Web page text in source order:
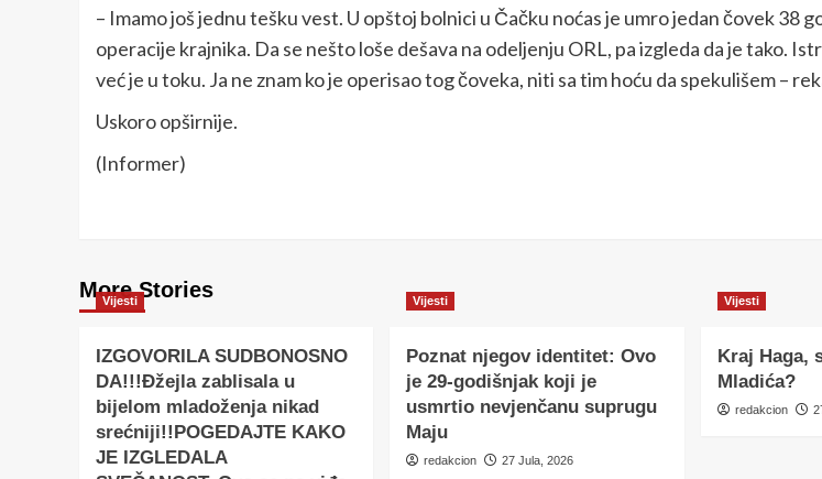
– Imamo još jednu tešku vest. U opštoj bolnici u Čačku noćas je umro jedan čovek 38
operacije krajnika. Da se nešto loše dešava na odeljenju ORL, pa izgleda da je tako.
već je u toku. Ja ne znam ko je operisao tog čoveka, niti sa tim hoću da spekulišem –
Uskoro opširnije.
(Informer)
More Stories
Vijesti
IZGOVORILA SUDBONOSNO
DA!!!Đžejla zablisala u
bijelom mladoženja nikad
srećniji!!POGEDAJTE KAKO
JE IZGLEDALA
Vijesti
Poznat njegov identitet: Ovo
je 29-godišnjak koji je
usmrtio nevjenčanu suprugu
Maju
redakcion 27 Jula, 2026
Vijesti
Kraj Haga,
Mladića?
redakcion